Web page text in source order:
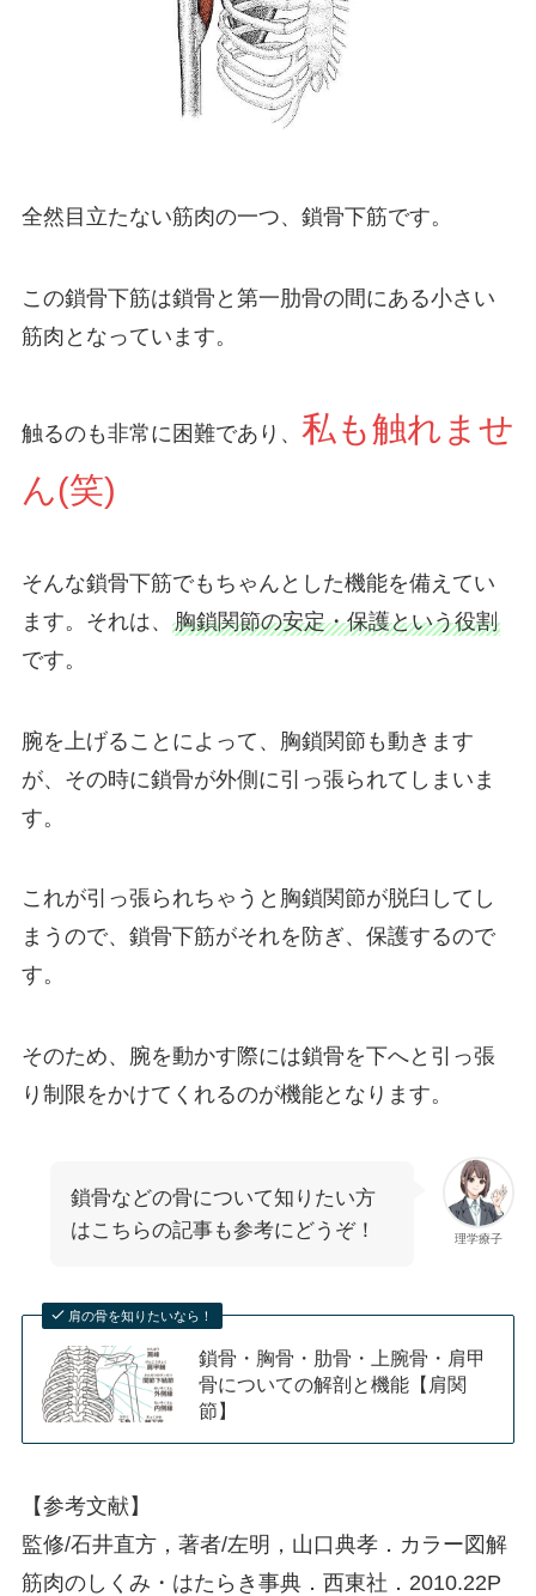
全然目立たない筋肉の一つ、鎖骨下筋です。
この鎖骨下筋は鎖骨と第一肋骨の間にある小さい
筋肉となっています。
触るのも非常に困難であり、 私も触れませ
ん(笑)
そんな鎖骨下筋でもちゃんとした機能を備えてい
ます。それは、 胸鎖関節の安定・保護という役割
です。
腕を上げることによって、胸鎖関節も動きます
が、その時に鎖骨が外側に引っ張られてしまいま
す。
これが引っ張られちゃうと胸鎖関節が脱臼してし
まうので、鎖骨下筋がそれを防ぎ、保護するので
す。
そのため、腕を動かす際には鎖骨を下へと引っ張
り制限をかけてくれるのが機能となります。
理学療子
鎖骨などの骨について知りたい方
はこちらの記事も参考にどうぞ！
肩の骨を知りたいなら！
鎖骨・胸骨・肋骨・上腕骨・肩甲
骨についての解剖と機能【肩関
節】
【参考文献】
監修/石井直方，著者/左明，山口典孝．カラー図解
筋肉のしくみ・はたらき事典．西東社．2010.22P